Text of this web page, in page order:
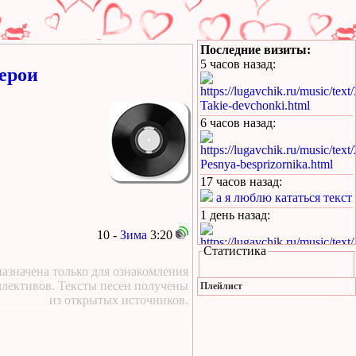
10 - Зима 3:20
только для ознакомления
Тексты песен получены
из открытых источников.
Последние визиты:
5 часов назад:
https://lugavchik.ru/music/
Takie-devchonki.html
6 часов назад:
https://lugavchik.ru/music/
Pesnya-besprizornika.html
17 часов назад:
а я люблю кататься текст
1 день назад:
https://lugavchik.ru/music/
Hod-konem.html
Статистика
Плейлист